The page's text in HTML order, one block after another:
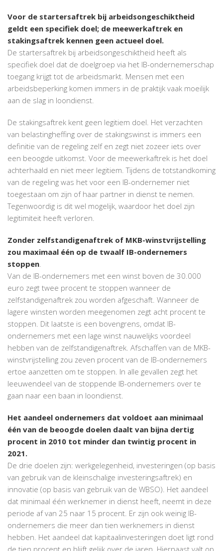
Voor de startersaftrek bij arbeidsongeschiktheid
geldt een specifiek doel; de meewerkaftrek en
stakingsaftrek kennen geen actueel doel.
De startersaftrek bij arbeidsongeschiktheid heeft als
specifiek doel dat de doelgroep via het IB-ondernemerschap
toegang krijgt tot de arbeidsmarkt. Mensen met een
arbeidsbeperking komen immers in de praktijk vaak moeilijk
aan de slag in loondienst.
De stakingsaftrek kent geen legitiem doel. Het verzachten
van belastingheffing over de stakingswinst is immers een
definitie van de regeling zelf en zegt niet zozeer iets over
een beoogde uitkomst. Voor de meewerkaftrek is het doel
achterhaald en niet meer legitiem. Tijdens de totstandkoming
van de regeling was het voor een IB-ondernemer niet
toegestaan om zijn of haar partner in dienst te nemen.
Tegenwoordig is dit wel mogelijk, waardoor het doel zijn
legitimiteit heeft verloren.
Zonder zelfstandigenaftrek of MKB-winstvrijstelling
zou maximaal één op de twaalf IB-ondernemers
stoppen
Van de IB-ondernemers met een winst boven de 30.000
euro zegt twee procent te stoppen wanneer de
zelfstandigenaftrek zou worden afgeschaft. Wanneer de
lagere winsten worden meegenomen zegt acht procent te
stoppen. Dit laatste is een bovengrens, omdat IB-
ondernemers met een lage winst nauwelijks voordeel
hebben van de zelfstandigenaftrek. Afschaffen van de MKB-
winstvrijstelling zou zeven procent van de IB-ondernemers
ertoe aanzetten om te stoppen. In alle gevallen zegt het
leeuwendeel van de stoppende IB-ondernemers over te
gaan naar een baan in loondienst.
Het aandeel ondernemers dat voldoet aan minimaal
één van de beoogde doelen daalt van bijna dertig
procent in 2010 tot minder dan twintig procent in
2021.
De drie doelen zijn: werkgelegenheid, investeringen (op basis
van gebruik van de kleinschalige investeringsaftrek) en
innovatie (op basis van gebruik van de WBSO). Het aandeel
dat minimaal één werknemer in dienst heeft, neemt in deze
periode af van 25 naar 15 procent. Er zijn ook weinig IB-
ondernemers die meer dan tien werknemers in dienst
hebben. Het aandeel dat kapitaalinvesteringen doet ligt rond
de tien procent en blijft gelijk over de jaren. Hiernaast valt op